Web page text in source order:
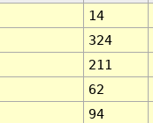
14
324
211
62
94